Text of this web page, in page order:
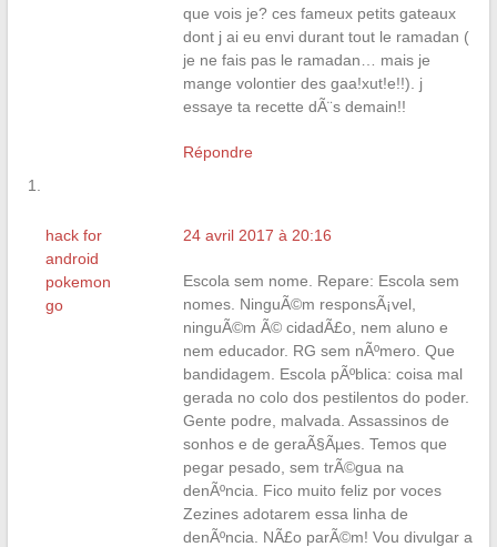
que vois je? ces fameux petits gateaux
dont j ai eu envi durant tout le ramadan (
je ne fais pas le ramadan… mais je
mange volontier des gaa!xut!e!!). j
essaye ta recette dÃ¨s demain!!
Répondre
hack for
android
pokemon
go
24 avril 2017 à 20:16
Escola sem nome. Repare: Escola sem
nomes. NinguÃ©m responsÃ¡vel,
ninguÃ©m Ã© cidadÃ£o, nem aluno e
nem educador. RG sem nÃºmero. Que
bandidagem. Escola pÃºblica: coisa mal
gerada no colo dos pestilentos do poder.
Gente podre, malvada. Assassinos de
sonhos e de geraÃ§Ãµes. Temos que
pegar pesado, sem trÃ©gua na
denÃºncia. Fico muito feliz por voces
Zezines adotarem essa linha de
denÃºncia. NÃ£o parÃ©m! Vou divulgar a